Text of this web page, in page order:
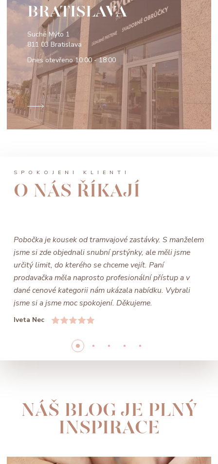
BRATISLAVA
Suché Mýto 1
811 03 Bratislava
Dnes otevřeno10:00 - 18:00
SPOKOJENÍ KLIENTI
O NÁS ŘÍKAJÍ
Pobočka je kousek od tramvajové zastávky. S manželem
jsme si zde objednali snubní prstýnky, ale měli jsme
určitý limit, do kterého se chceme vejít. Paní
prodavačka měla naprosto profesionální přístup a v
dané cenové kategorii nám ukázala nabídku. Vybrali
jsme si a jsme moc spokojení. Děkujeme.
Iveta Nec
NÁŠ BLOG JE PLNÝ
INSPIRACE